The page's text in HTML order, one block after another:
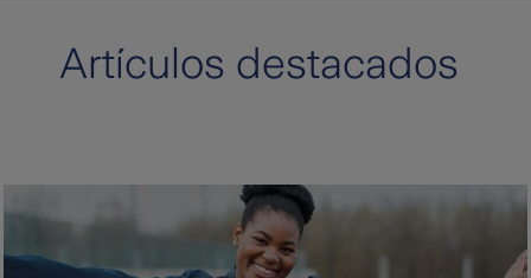
Artículos destacados